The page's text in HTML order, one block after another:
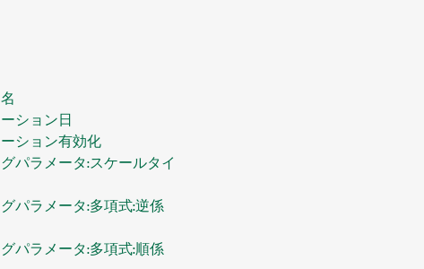
ション日
ション有効化
パラメータ:スケールタイ
パラメータ:多項式:逆係
パラメータ:多項式:順係